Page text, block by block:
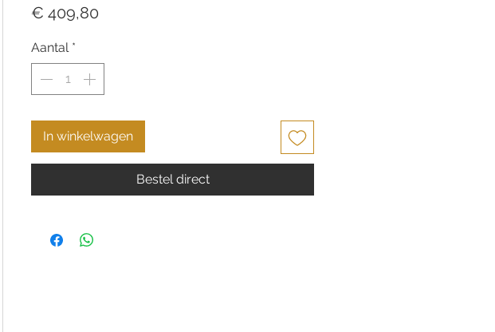
€ 409,80
Aantal *
In winkelwagen
Bestel direct